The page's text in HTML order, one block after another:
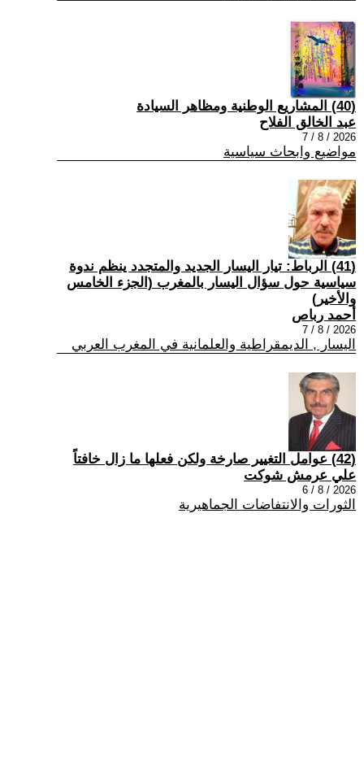
(40) المشاريع الوطنية ومظاهر السيادة
عبد الخالق الفلاح
2026 / 8 / 7
مواضيع وابحاث سياسية
(41) الرباط: تيار اليسار الجديد والمتجدد ينظم ندوة
سياسية حول سؤال اليسار بالمغرب (الجزء الخامس
والأخير)
أحمد رباص
2026 / 8 / 7
اليسار , الديمقراطية والعلمانية في المغرب العربي
(42) عوامل التغيير صارخة ولكن فعلها ما زال خافتاً
علي عرمش شوكت
2026 / 8 / 6
الثورات والانتفاضات الجماهيرية